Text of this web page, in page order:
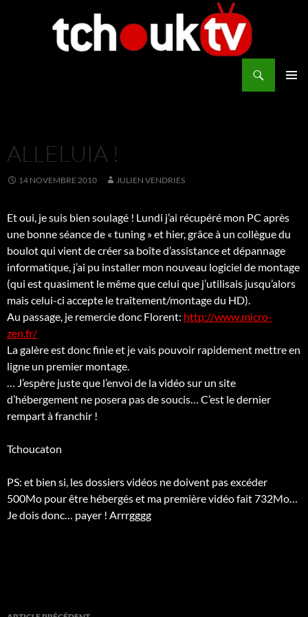
ALLELUIA !
14 NOVEMBRE 2010 JULIEN VENDRIES
Et oui, je suis bien soulagé ! Lundi j’ai récupéré mon PC après
une bonne séance de « tuning » et hier, grâce à un collègue du
boulot qui vient de créer sa boîte d’assistance et dépannage
informatique, j’ai pu installer mon nouveau logiciel de montage
(qui est quasiment le même que celui que j’utilisais jusqu’alors
mais celui-ci accepte le traîtement/montage du HD).
Au passage, je remercie donc Florent: http://www.micro-
zen.fr/
La galère est donc finie et je vais pouvoir rapidement mettre en
ligne un premier montage.
… J’espère juste que l’envoi de la vidéo sur un site
d’hébergement ne posera pas de soucis… C’est le dernier
rempart à franchir !
Tchoucaton
PS: et bien si, les dossiers vidéos ne doivent pas excéder
500Mo pour être hébergés et ma première vidéo fait 732Mo…
Je dois donc… payer ! Arrrgggg
Navigation